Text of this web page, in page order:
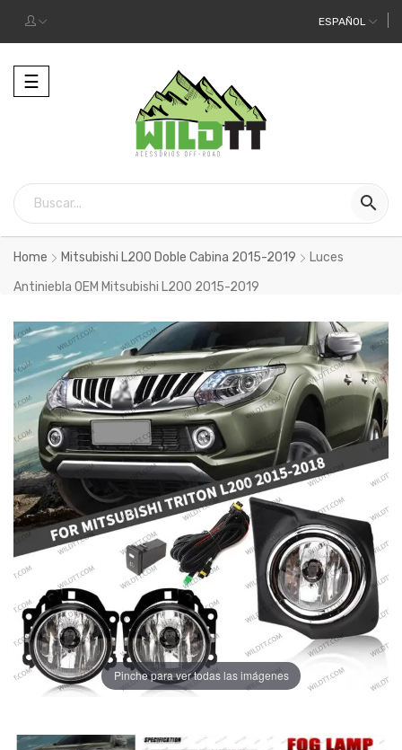
ESPAÑOL
Alternar
la
☰

Home Mitsubishi L200 Doble Cabina 2015-2019
Luces
Antiniebla OEM Mitsubishi L200 2015-2019
Pinche para ver todas las imágenes